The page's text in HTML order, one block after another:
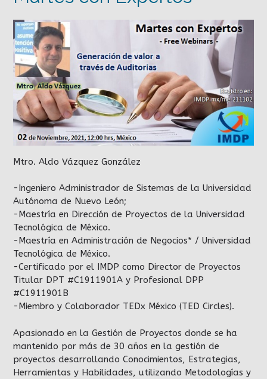
Mtro. Aldo Vázquez González
-Ingeniero Administrador de Sistemas de la Universidad
Autónoma de Nuevo León;
-Maestría en Dirección de Proyectos de la Universidad
Tecnológica de México.
-Maestría en Administración de Negocios* / Universidad
Tecnológica de México.
-Certificado por el IMDP como Director de Proyectos
Titular DPT #C1911901A y Profesional DPP
#C1911901B
-Miembro y Colaborador TEDx México (TED Circles).
Apasionado en la Gestión de Proyectos donde se ha
mantenido por más de 30 años en la gestión de
proyectos desarrollando Conocimientos, Estrategias,
Herramientas y Habilidades, utilizando Metodologías y